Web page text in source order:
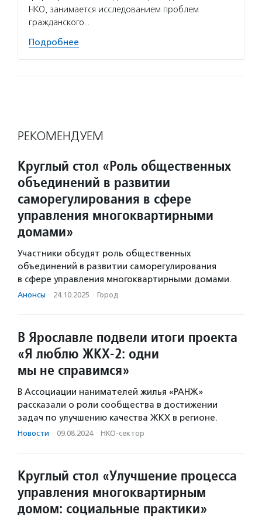
НКО, занимается исследованием проблем
гражданского…
Подробнее
РЕКОМЕНДУЕМ
Круглый стол «Роль общественных
объединений в развитии
саморегулирования в сфере
управления многоквартирными
домами»
Участники обсудят роль общественных
объединений в развитии саморегулирования
в сфере управления многоквартирными домами.
Анонсы · 24.10.2025 · Город
В Ярославле подвели итоги проекта
«Я люблю ЖКХ-2: одни
мы не справимся»
В Ассоциации нанимателей жилья «РАНЖ»
рассказали о роли сообщества в достижении
задач по улучшению качества ЖКХ в регионе.
Новости · 09.08.2024 · НКО-сектор
Круглый стол «Улучшение процесса
управления многоквартирным
домом: социальные практики»